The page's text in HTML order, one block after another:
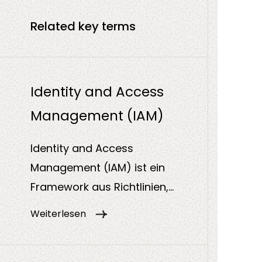
DevSecOps
Related key terms
Identity and Access
Management (IAM)
Identity and Access
Management (IAM) ist ein
Framework aus Richtlinien,
und der Steuerung von
Weiterlesen